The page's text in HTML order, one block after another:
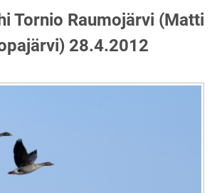
Tornio Raumojärvi (Matti
28.4.2012